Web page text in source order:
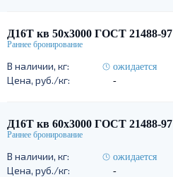
Д16Т кв 50х3000 ГОСТ 21488-97
ожидается
-
Д16Т кв 60х3000 ГОСТ 21488-97
ожидается
-